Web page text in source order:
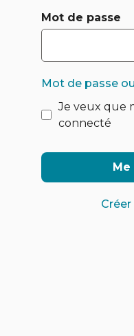
Mot de passe
Mot de passe
Je veux que
connecté